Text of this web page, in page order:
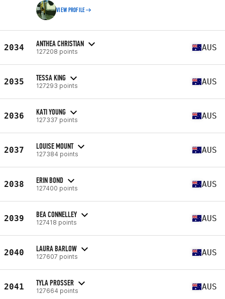
VIEW PROFILE
2034 ANTHEA CHRISTIAN
127208 points AUS
2035 TESSA KING
127293 points AUS
2036 KATI YOUNG
127337 points AUS
2037 LOUISE MOUNT
127384 points AUS
2038 ERIN BOND
127400 points AUS
2039 BEA CONNELLEY
127418 points AUS
2040 LAURA BARLOW
127607 points AUS
2041 TYLA PROSSER
127664 points AUS